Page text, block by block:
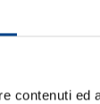
contenuti
Risultati: